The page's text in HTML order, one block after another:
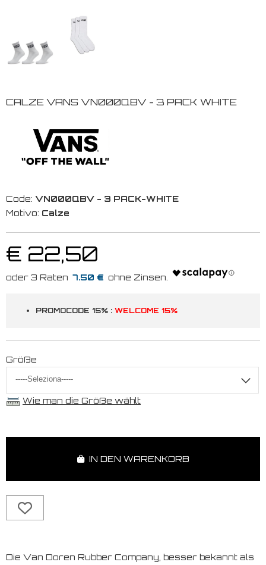
CALZE VANS VN000QBV - 3 PACK WHITE
Code: VN000QBV - 3 PACK-WHITE
Motivo: Calze
€ 22,50
7.50 €
PROMOCODE 15% : WELCOME 15%
Größe
Wie man die Größe wählt
IN DEN WARENKORB
Die Van Doren Rubber Company, besser bekannt als